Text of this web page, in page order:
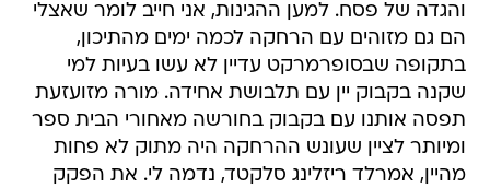
והגדה של פסח. למען ההגינות, אני חייב לומר שאצלי
הם גם מזוהים עם הרחקה לכמה ימים מהתיכון,
בתקופה שבסופרמרקט עדיין לא עשו בעיות למי
שקנה בקבוק יין עם תלבושת אחידה. מורה מזועזעת
תפסה אותנו עם בקבוק בחורשה מאחורי הבית ספר
ומיותר לציין שעונש ההרחקה היה מתוק לא פחות
מהיין, אמרלד ריזלינג סלקטד, נדמה לי. את הפקק